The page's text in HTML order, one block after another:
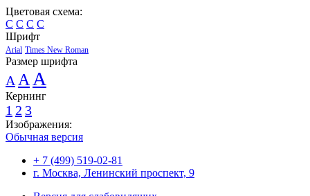
Цветовая схема:
C C C C
Шрифт
Arial Times New Roman
Размер шрифта
A A A
Кернинг
1 2 3
Изображения:
Обычная версия
+ 7 (499) 519-02-81
г. Москва, Ленинский проспект, 9